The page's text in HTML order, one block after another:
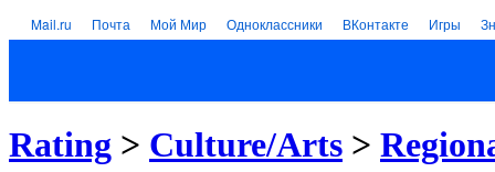
Mail.ru Почта Мой Мир Одноклассники ВКонтакте Игры
Rating > Culture/Arts >